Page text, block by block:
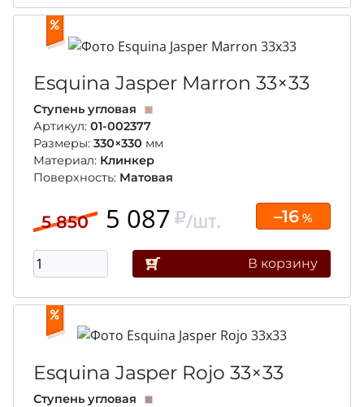
Esquina Jasper Marron 33×33
Ступень угловая
Артикул: 01-002377
Размеры: 330×330 мм
Материал: Клинкер
Поверхность: Матовая
5 850 5 087 /шт. –16 %
В корзину
Esquina Jasper Rojo 33×33
Ступень угловая